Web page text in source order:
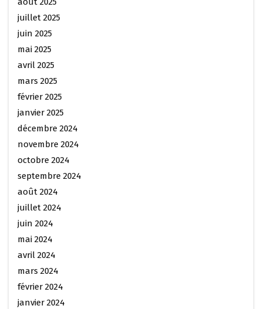
juillet 2025
juin 2025
mai 2025
avril 2025
mars 2025
février 2025
janvier 2025
décembre 2024
novembre 2024
octobre 2024
septembre 2024
août 2024
juillet 2024
juin 2024
mai 2024
avril 2024
mars 2024
février 2024
janvier 2024